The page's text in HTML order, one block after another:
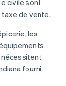
civile sont
taxe de vente.
les
nécessitent
fourni